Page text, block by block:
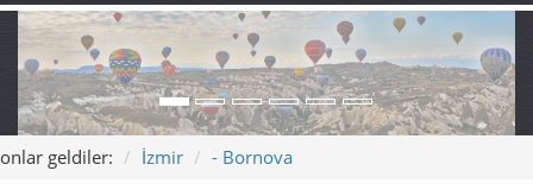
onlar geldiler: İzmir - Bornova